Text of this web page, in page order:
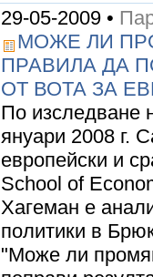
29-05-2009 •
МОЖЕ ЛИ
ПРАВИЛА ДА
ОТ ВОТА ЗА
По изследване
януари 2008 г.
европейски и
School of
Хагеман е
политики в
"Може ли